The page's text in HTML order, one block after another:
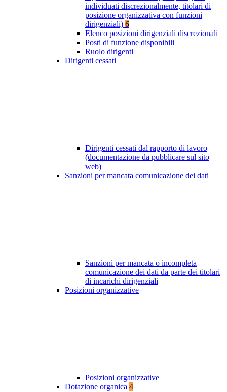
individuati discrezionalmente, titolari di
posizione organizzativa con funzioni
dirigenziali) 6
Elenco posizioni dirigenziali discrezionali
Posti di funzione disponibili
Ruolo dirigenti
Dirigenti cessati
Dirigenti cessati dal rapporto di lavoro
(documentazione da pubblicare sul sito
web)
Sanzioni per mancata comunicazione dei dati
Sanzioni per mancata o incompleta
comunicazione dei dati da parte dei titolari
di incarichi dirigenziali
Posizioni organizzative
Posizioni organizzative
Dotazione organica 4